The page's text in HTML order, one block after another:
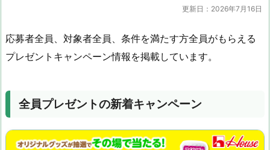
更新日：2026年7月16日
応募者全員、対象者全員、条件を満たす方全員がもらえる
プレゼントキャンペーン情報を掲載しています。
全員プレゼントの新着キャンペーン